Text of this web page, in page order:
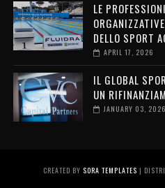
LE
DELLO SPORT
APRIL 17, 2026
IL GLOBAL
UN
JANUARY 03, 2026
CREATED BY SORA TEMPLATES |